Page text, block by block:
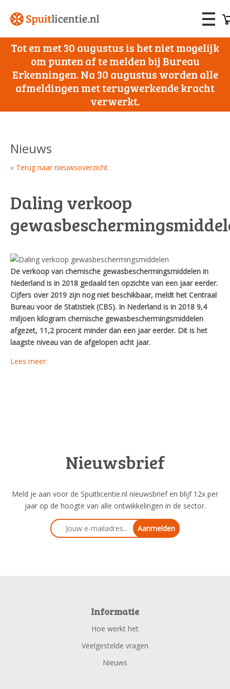
Tot en met 30 augustus is het niet mogelijk
om punten af te melden bij Bureau
Erkenningen. Na 30 augustus worden alle
afmeldingen met terugwerkende kracht
verwerkt.
Nieuws
« Terug naar nieuwsoverzicht
Daling verkoop
De verkoop van chemische gewasbeschermingsmiddelen in
Nederland is in 2018 gedaald ten opzichte van een jaar eerder.
Cijfers over 2019 zijn nog niet beschikbaar, meldt het Centraal
Bureau voor de Statistiek (CBS). In Nederland is in 2018 9,4
miljoen kilogram chemische gewasbeschermingsmiddelen
afgezet, 11,2 procent minder dan een jaar eerder. Dit is het
laagste niveau van de afgelopen acht jaar.
Lees meer:
Nieuwsbrief
Meld je aan voor de Spuitlicentie.nl nieuwsbrief en blijf 12x per
jaar op de hoogte van alle ontwikkelingen in de sector.
Aanmelden
Informatie
Hoe werkt het
Veelgestelde vragen
Nieuws